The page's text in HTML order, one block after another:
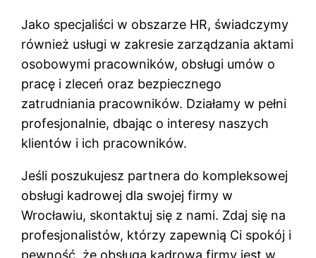
Jako specjaliści w obszarze HR, świadczymy
również usługi w zakresie zarządzania aktami
osobowymi pracowników, obsługi umów o
pracę i zleceń oraz bezpiecznego
zatrudniania pracowników. Działamy w pełni
profesjonalnie, dbając o interesy naszych
klientów i ich pracowników.
Jeśli poszukujesz partnera do kompleksowej
obsługi kadrowej dla swojej firmy w
Wrocławiu, skontaktuj się z nami. Zdaj się na
profesjonalistów, którzy zapewnią Ci spokój i
pewność, że obsługa kadrowa firmy jest w